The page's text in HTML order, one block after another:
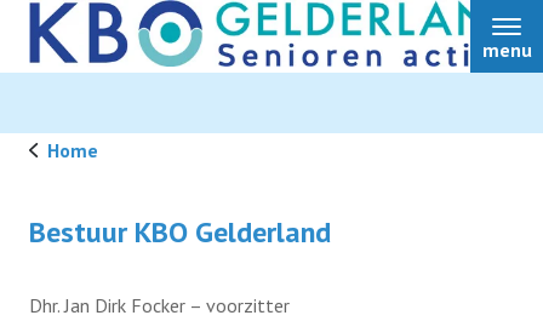
menu
Home
Over ons
Home
Bestuur KBO Gelderland
Dhr. Jan Dirk Focker – voorzitter